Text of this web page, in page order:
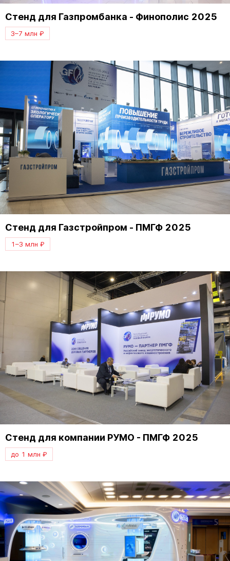
Стенд для Газпромбанка - Финополис 2025
3–7 млн ₽
Стенд для Газстройпром - ПМГФ 2025
1–3 млн ₽
Стенд для компании РУМО - ПМГФ 2025
до 1 млн ₽